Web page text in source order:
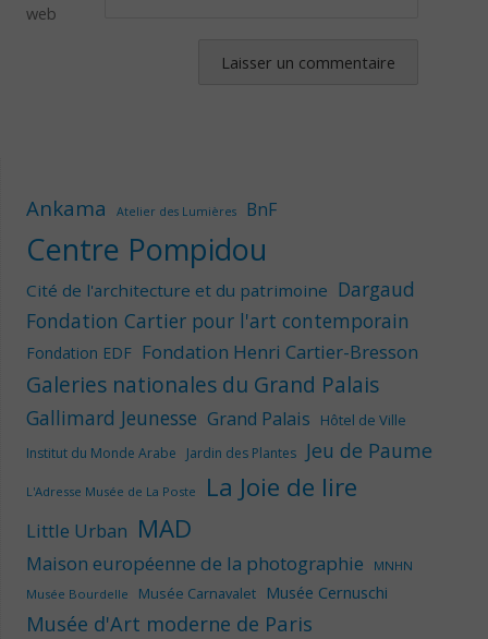
web
Ankama Atelier des Lumières BnF
Centre Pompidou
Cité de l'architecture et du patrimoine Dargaud
Fondation Cartier pour l'art contemporain
Fondation EDF Fondation Henri Cartier-Bresson
Galeries nationales du Grand Palais
Gallimard Jeunesse Grand Palais Hôtel de Ville
Institut du Monde Arabe Jardin des Plantes Jeu de Paume
L'Adresse Musée de La Poste La Joie de lire
Little Urban MAD
Maison européenne de la photographie
MNHN
Musée Bourdelle
Musée Carnavalet Musée Cernuschi
Musée d'Art moderne de Paris